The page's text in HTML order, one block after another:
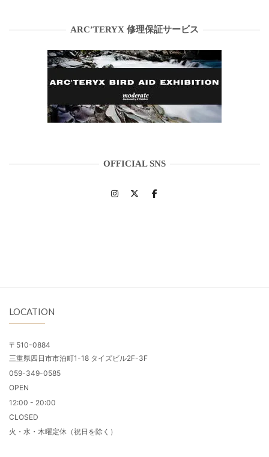
ARC’TERYX 修理保証サービス
OFFICIAL SNS
LOCATION
〒510-0884
三重県四日市市泊町1-18 タイズビル2F-3F
059-349-0585
OPEN
12:00 - 20:00
CLOSED
火・水・木曜定休（祝日を除く）